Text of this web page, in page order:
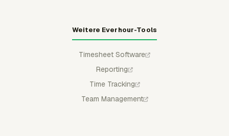
Weitere Everhour-Tools
Timesheet Software
Reporting
Time Tracking
Team Management